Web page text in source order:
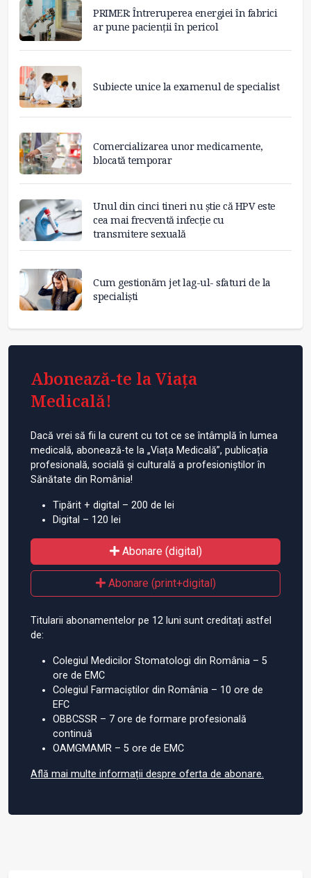
PRIMER: Întreruperea energiei în fabrici
ar pune pacienții în pericol
Subiecte unice la examenul de specialist
Comercializarea unor medicamente,
blocată temporar
Unul din cinci tineri nu știe că HPV este
cea mai frecventă infecție cu
transmitere sexuală
Cum gestionăm jet lag-ul- sfaturi de la
specialiști
Abonează-te la Viața
Medicală!
Dacă vrei să fii la curent cu tot ce se întâmplă în lumea
medicală, abonează-te la „Viața Medicală”, publicația
profesională, socială și culturală a profesioniștilor în
Sănătate din România!
Tipărit + digital – 200 de lei
Digital – 120 lei
Abonare (digital)
Abonare (print+digital)
Titularii abonamentelor pe 12 luni sunt creditați astfel
de:
Colegiul Medicilor Stomatologi din România – 5
ore de EMC
Colegiul Farmaciștilor din România – 10 ore de
EFC
OBBCSSR – 7 ore de formare profesională
continuă
OAMGMAMR – 5 ore de EMC
Află mai multe informații despre oferta de abonare.